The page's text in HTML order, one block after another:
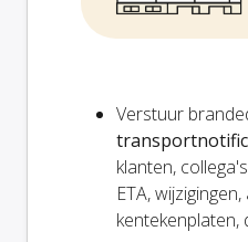
Verstuur
klanten,
ETA,
kentekenplaten,